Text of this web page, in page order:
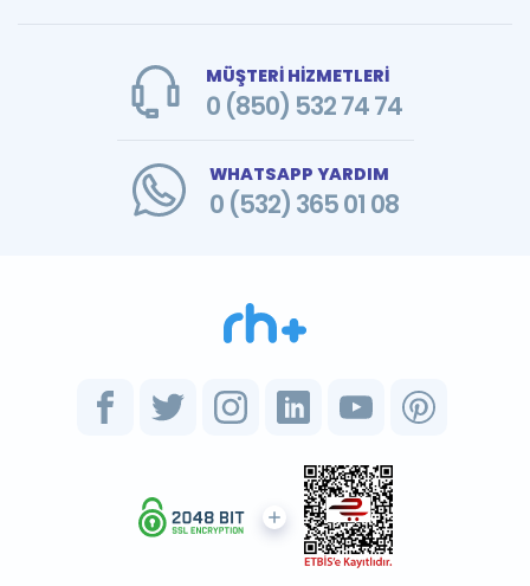
MÜŞTERİ HİZMETLERİ
0 (850) 532 74 74
WHATSAPP YARDIM
0 (532) 365 01 08